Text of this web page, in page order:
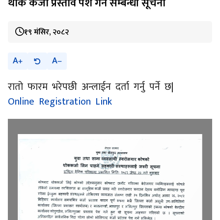
१९ मंसिर, २०८२
A A
रातो फारम भरेपछी अन्लाईन दर्ता गर्नु पर्ने छ|
Online Registration Link